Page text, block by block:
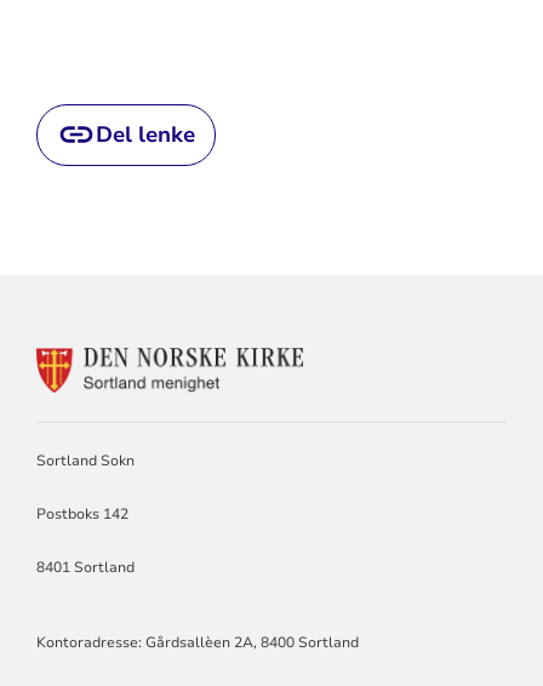
Del lenke
KONTAKTINFORMASJON
Sortland Sokn
Postboks 142
8401 Sortland
Kontoradresse: Gårdsallèen 2A, 8400 Sortland